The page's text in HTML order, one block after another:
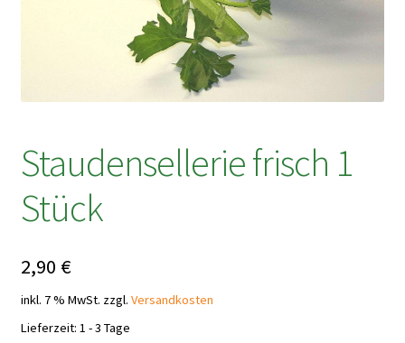
Staudensellerie frisch 1
Stück
2,90 €
inkl. 7 % MwSt. zzgl. Versandkosten
Lieferzeit: 1 - 3 Tage